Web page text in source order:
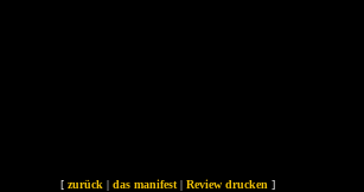
[ zurück | das manifest | Review drucken ]